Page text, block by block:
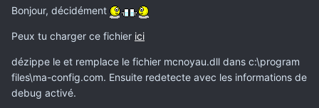
Bonjour, décidément
Peux tu charger ce fichier ici
dézippe le et remplace le fichier mcnoyau.dll dans c:\program
files\ma-config.com. Ensuite redetecte avec les informations de
debug activé.